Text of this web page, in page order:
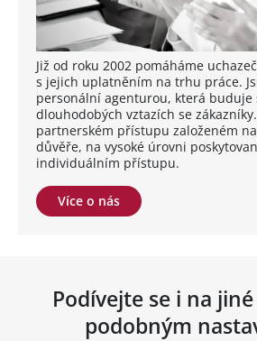
Již od roku 2002 pomáháme
s jejich uplatněním na trhu práce.
personální agenturou, která buduje
dlouhodobých vztazích se
partnerském přístupu založeném
důvěře, na vysoké úrovni
individuálním přístupu.
Více o nás
Podívejte se i na
podobným